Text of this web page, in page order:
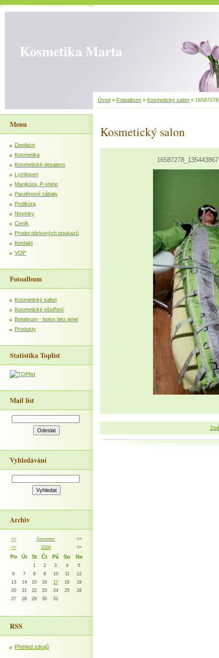
Kosmetika Marta
Úvod » Fotoalbum » Kosmetický salon »
Kosmetický salon
Menu
Depilace
Kosmetika
Kosmetické desatero
Lymfoven
Manikúra, P-shine
Parafínové zábaly
Pedikúra
Novinky
Ceník
Prodej dárkových poukazů
Kontakt
VOP
Fotoalbum
Kosmetický salon
Kosmetické ošetření
Botalinum - botox bez jehel
Produkty
Statistika Toplist
Mail list
Vyhledávání
Archiv
<< červenec
>>
<<
2026 >>
Po Út St Čt Pá So Ne
1 2 3 4
5
6
7 8 9 10 11
12
13
14 15 16 17 18
19
20
21 22 23 24 25
26
27
28 29 30 31
RSS
Přehled zdrojů